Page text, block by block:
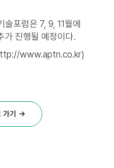
포럼은 7, 9, 11월에
가 진행될 예정이다.
www.aptn.co.kr)
가기 →